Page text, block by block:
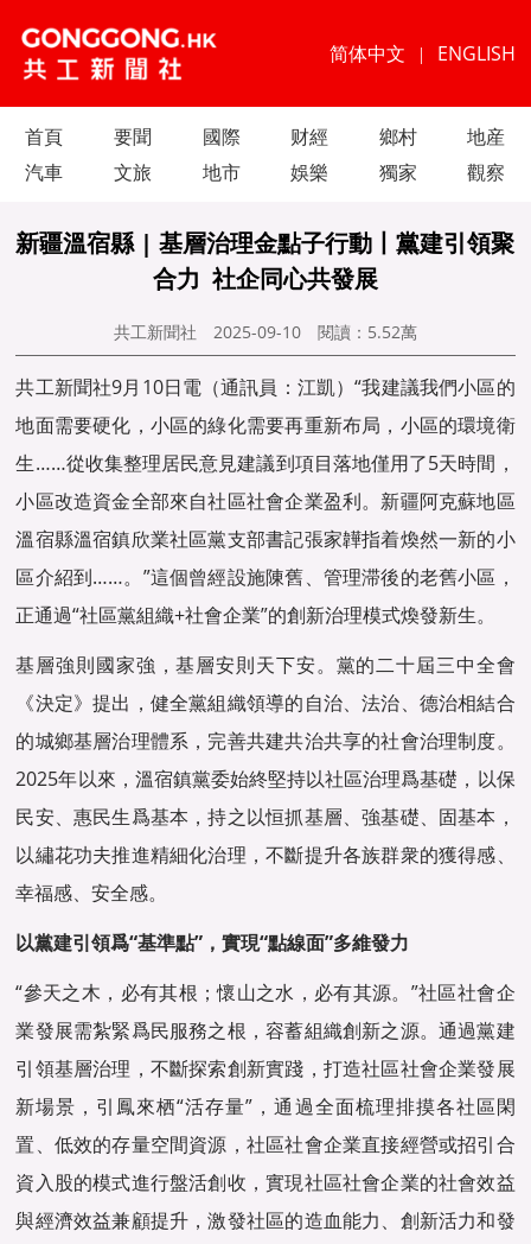
简体中文 | ENGLISH
首頁 要聞 國際 财經 鄉村
地産
汽車
文旅 地市 娛樂 獨家 觀察
新疆溫宿縣 | 基層治理金點子行動丨黨建引領聚
合力 社企同心共發展
共工新聞社 2025-09-10 閱讀： 5.52萬
共工新聞社9月10日電（通訊員：江凱）“我建議我們小區的
地面需要硬化，小區的綠化需要再重新布局，小區的環境衛
生……從收集整理居民意見建議到項目落地僅用了5天時間，
小區改造資金全部來自社區社會企業盈利。新疆阿克蘇地區
溫宿縣溫宿鎮欣業社區黨支部書記張家韡指着煥然一新的小
區介紹到……。”這個曾經設施陳舊、管理滞後的老舊小區，
正通過“社區黨組織+社會企業”的創新治理模式煥發新生。
基層強則國家強，基層安則天下安。黨的二十屆三中全會
《決定》提出，健全黨組織領導的自治、法治、德治相結合
的城鄉基層治理體系，完善共建共治共享的社會治理制度。
2025年以來，溫宿鎮黨委始終堅持以社區治理爲基礎，以保
民安、惠民生爲基本，持之以恒抓基層、強基礎、固基本，
以繡花功夫推進精細化治理，不斷提升各族群衆的獲得感、
幸福感、安全感。
以黨建引領爲“基準點”，實現“點線面”多維發力
“參天之木，必有其根；懷山之水，必有其源。”社區社會企
業發展需紮緊爲民服務之根，容蓄組織創新之源。通過黨建
引領基層治理，不斷探索創新實踐，打造社區社會企業發展
新場景，引鳳來栖“活存量”，通過全面梳理排摸各社區閑
置、低效的存量空間資源，社區社會企業直接經營或招引合
資入股的模式進行盤活創收，實現社區社會企業的社會效益
與經濟效益兼顧提升，激發社區的造血能力、創新活力和發